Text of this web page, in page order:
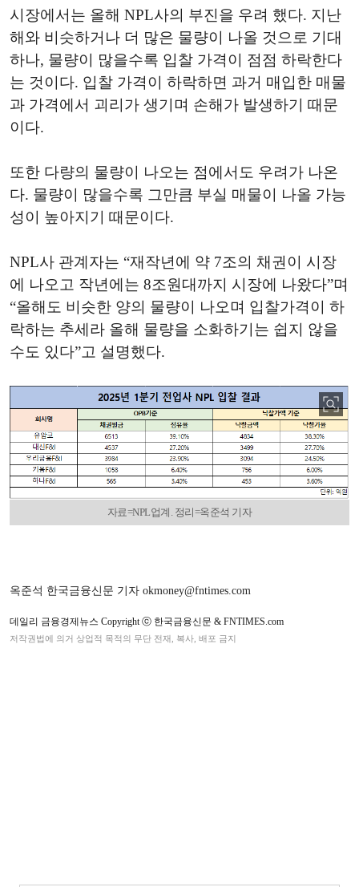
시장에서는 올해 NPL사의 부진을 우려 했다. 지난
해와 비슷하거나 더 많은 물량이 나올 것으로 기대
하나, 물량이 많을수록 입찰 가격이 점점 하락한다
는 것이다. 입찰 가격이 하락하면 과거 매입한 매물
과 가격에서 괴리가 생기며 손해가 발생하기 때문
이다.
또한 다량의 물량이 나오는 점에서도 우려가 나온
다. 물량이 많을수록 그만큼 부실 매물이 나올 가능
성이 높아지기 때문이다.
NPL사 관계자는 “재작년에 약 7조의 채권이 시장
에 나오고 작년에는 8조원대까지 시장에 나왔다”며
“올해도 비슷한 양의 물량이 나오며 입찰가격이 하
락하는 추세라 올해 물량을 소화하기는 쉽지 않을
수도 있다”고 설명했다.
자료=NPL업계. 정리=옥준석 기자
옥준석 한국금융신문 기자 okmoney@fntimes.com
데일리 금융경제뉴스 Copyright ⓒ 한국금융신문 & FNTIMES.com
저작권법에 의거 상업적 목적의 무단 전재, 복사, 배포 금지